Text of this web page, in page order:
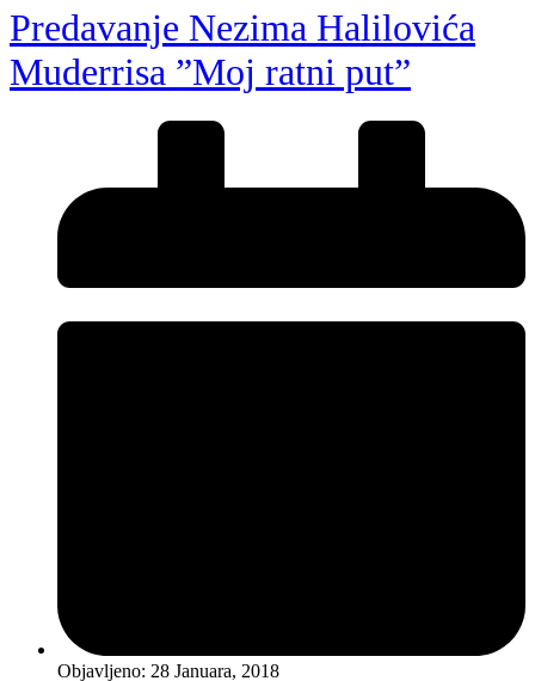
Predavanje Nezima Halilovića
Muderrisa ”Moj ratni put”
Objavljeno: 28 Januara, 2018